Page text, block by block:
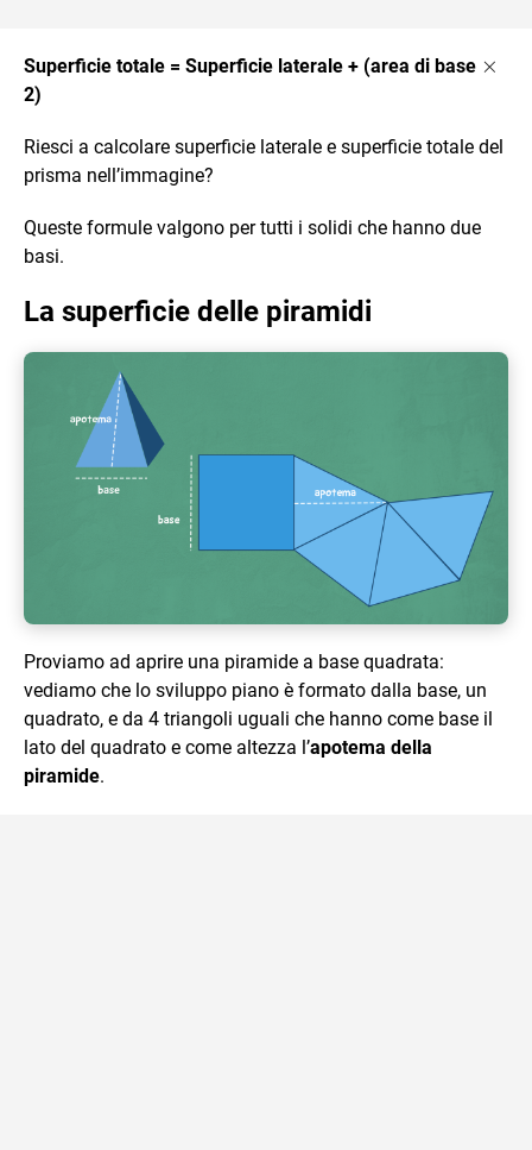
Superficie totale = Superficie laterale + (area di base ×
2)
Riesci a calcolare superficie laterale e superficie totale del
prisma nell’immagine?
Queste formule valgono per tutti i solidi che hanno due
basi.
La superficie delle piramidi
Proviamo ad aprire una piramide a base quadrata:
vediamo che lo sviluppo piano è formato dalla base, un
quadrato, e da 4 triangoli uguali che hanno come base il
lato del quadrato e come altezza l’apotema della
piramide.